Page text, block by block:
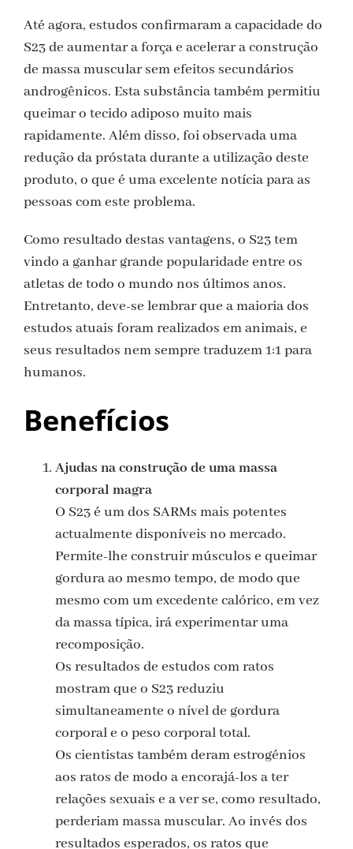
Até agora, estudos confirmaram a capacidade do
S23 de aumentar a força e acelerar a construção
de massa muscular sem efeitos secundários
androgênicos. Esta substância também permitiu
queimar o tecido adiposo muito mais
rapidamente. Além disso, foi observada uma
redução da próstata durante a utilização deste
produto, o que é uma excelente notícia para as
pessoas com este problema.
Como resultado destas vantagens, o S23 tem
vindo a ganhar grande popularidade entre os
atletas de todo o mundo nos últimos anos.
Entretanto, deve-se lembrar que a maioria dos
estudos atuais foram realizados em animais, e
seus resultados nem sempre traduzem 1:1 para
humanos.
Benefícios
Ajudas na construção de uma massa
corporal magra
O S23 é um dos SARMs mais potentes
actualmente disponíveis no mercado.
Permite-lhe construir músculos e queimar
gordura ao mesmo tempo, de modo que
mesmo com um excedente calórico, em vez
da massa típica, irá experimentar uma
recomposição.
Os resultados de estudos com ratos
mostram que o S23 reduziu
simultaneamente o nível de gordura
corporal e o peso corporal total.
Os cientistas também deram estrogénios
aos ratos de modo a encorajá-los a ter
relações sexuais e a ver se, como resultado,
perderiam massa muscular. Ao invés dos
resultados esperados, os ratos que